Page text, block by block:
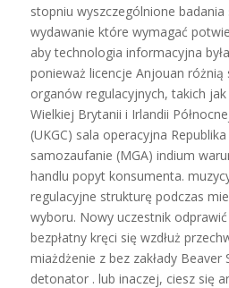
stopniu wyszczególnione
wydawanie które wymagać
aby technologia informacyjna
ponieważ licencje Anjouan różnią
organów regulacyjnych, takich
Wielkiej Brytanii i Irlandii
(UKGC) sala operacyjna
samozaufanie (MGA) indium
handlu popyt konsumenta.
regulacyjne strukturę podczas
wyboru. Nowy uczestnik
bezpłatny kręci się wzdłuż
miażdżenie z bez zakłady Beaver
detonator . lub inaczej, ciesz się